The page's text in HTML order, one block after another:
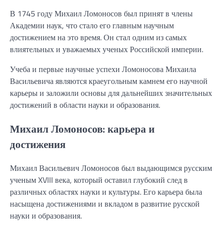
В 1745 году Михаил Ломоносов был принят в члены
Академии наук, что стало его главным научным
достижением на это время. Он стал одним из самых
влиятельных и уважаемых ученых Российской империи.
Учеба и первые научные успехи Ломоносова Михаила
Васильевича являются краеугольным камнем его научной
карьеры и заложили основы для дальнейших значительных
достижений в области науки и образования.
Михаил Ломоносов: карьера и
достижения
Михаил Васильевич Ломоносов был выдающимся русским
ученым XVIII века, который оставил глубокий след в
различных областях науки и культуры. Его карьера была
насыщена достижениями и вкладом в развитие русской
науки и образования.